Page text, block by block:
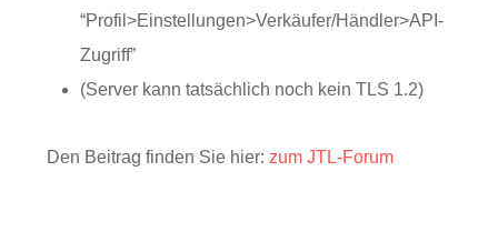
“Profil>Einstellungen>Verkäufer/Händler>API-
Zugriff”
(Server kann tatsächlich noch kein TLS 1.2)
Den Beitrag finden Sie hier: zum JTL-Forum